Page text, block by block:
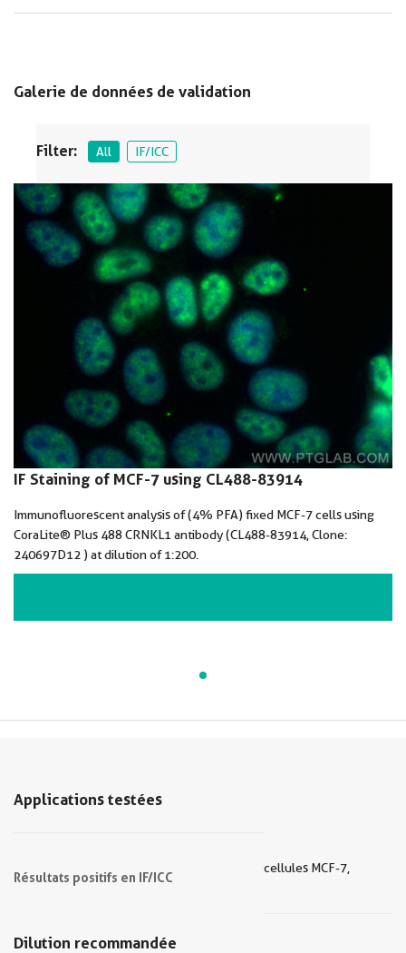
Galerie de données de validation
Filter: All IF/ICC
IF Staining of MCF-7 using CL488-83914
Immunofluorescent analysis of (4% PFA) fixed MCF-7 cells using
CoraLite® Plus 488 CRNKL1 antibody (CL488-83914, Clone:
240697D12 ) at dilution of 1:200.
Applications testées
Résultats positifs en IF/ICC
cellules MCF-7,
Dilution recommandée